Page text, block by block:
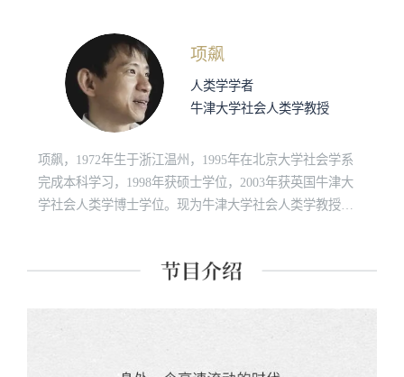
项飙
人类学学者
牛津大学社会人类学教授
项飙，1972年生于浙江温州，1995年在北京大学社会学系
完成本科学习，1998年获硕士学位，2003年获英国牛津大
学社会人类学博士学位。现为牛津大学社会人类学教授、
息产业和印度技术劳工》等。